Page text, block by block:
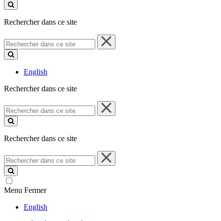
ce
Rechercher dans ce site
Rechercher
dans
ce
English
Rechercher dans ce site
Rechercher
dans
ce
Rechercher dans ce site
Rechercher
dans
ce
site
Menu Fermer
English